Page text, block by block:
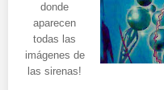
donde
aparecen
todas las
imágenes de
las sirenas!